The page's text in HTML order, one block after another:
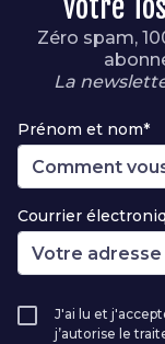
votre
Zéro spam,
La
Prénom et nom*
Courrier
J'ai lu et
j’autorise le